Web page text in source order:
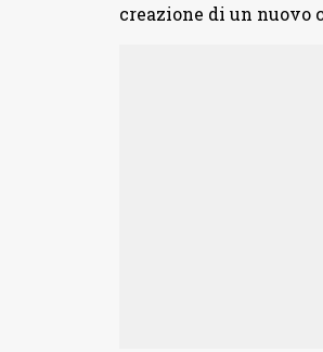
creazione di un nuovo